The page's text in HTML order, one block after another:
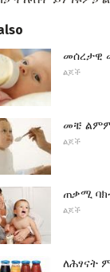
መሰረታዊ
ልጆች
መቼ
ልጆች
ጠቃሚ
ልጆች
ለሕፃናት